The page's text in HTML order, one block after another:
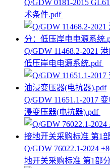
Q/GDW 0181-2015
术条件.pdf
Q/GDW 11468.2-2021
低压岸电电源系统.pdf
Q/GDW 11651.1-2017
浸变压器(电抗器).pdf
Q/GDW 76022.1-2024
地开关采购标准 第1部